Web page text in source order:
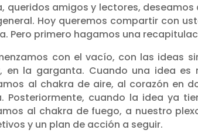
queridos amigos y lectores,
Hoy queremos compartir con
Pero primero hagamos una
con el vacío, con las ideas
en la garganta. Cuando una idea
al chakra de aire, al corazón en
Posteriormente, cuando la idea ya
al chakra de fuego, a nuestro
y un plan de acción a seguir.